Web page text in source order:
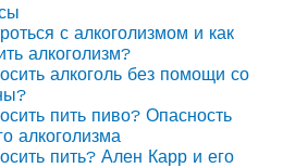
с алкоголизмом и как
алкоголизм?
алкоголь без помощи со
пить пиво? Опасность
алкоголизма
пить? Ален Карр и его